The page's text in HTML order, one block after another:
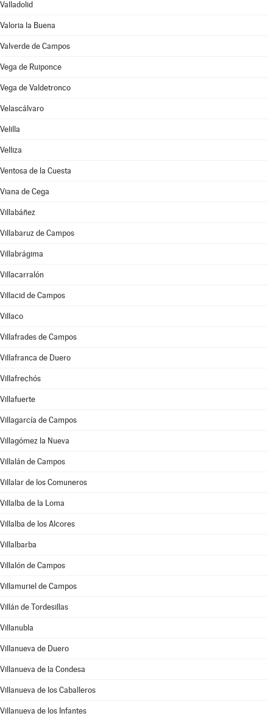
Valladolid
Valoria la Buena
Valverde de Campos
Vega de Ruiponce
Vega de Valdetronco
Velascálvaro
Velilla
Velliza
Ventosa de la Cuesta
Viana de Cega
Villabáñez
Villabaruz de Campos
Villabrágima
Villacarralón
Villacid de Campos
Villaco
Villafrades de Campos
Villafranca de Duero
Villafrechós
Villafuerte
Villagarcía de Campos
Villagómez la Nueva
Villalán de Campos
Villalar de los Comuneros
Villalba de la Loma
Villalba de los Alcores
Villalbarba
Villalón de Campos
Villamuriel de Campos
Villán de Tordesillas
Villanubla
Villanueva de Duero
Villanueva de la Condesa
Villanueva de los Caballeros
Villanueva de los Infantes